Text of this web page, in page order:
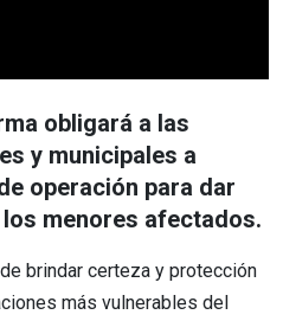
obligará a las
y municipales a
operación para dar
menores afectados.
brindar certeza y protección
más vulnerables del